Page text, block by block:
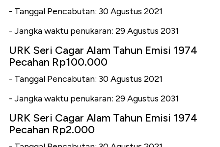
- Tanggal Pencabutan: 30 Agustus 2021
- Jangka waktu penukaran: 29 Agustus 2031
URK Seri Cagar Alam Tahun Emisi 1974
Pecahan Rp100.000
- Tanggal Pencabutan: 30 Agustus 2021
- Jangka waktu penukaran: 29 Agustus 2031
URK Seri Cagar Alam Tahun Emisi 1974
Pecahan Rp2.000